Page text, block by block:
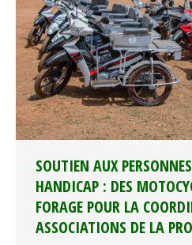
SOUTIEN AUX
HANDICAP : DES
FORAGE POUR LA
ASSOCIATIONS DE LA